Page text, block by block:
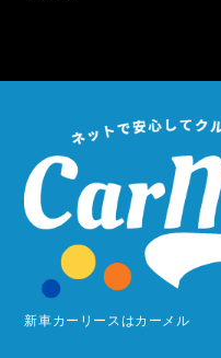
新車カーリースはカーメル